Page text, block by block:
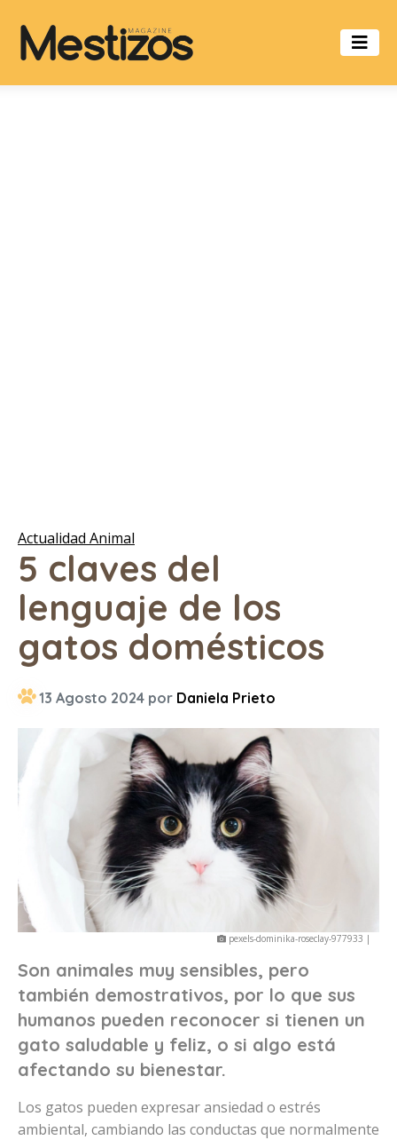
Actualidad Animal
5 claves del
lenguaje de los
gatos domésticos
13 Agosto 2024 por Daniela Prieto
pexels-dominika-roseclay-977933 |
Son animales muy sensibles, pero
también demostrativos, por lo que sus
humanos pueden reconocer si tienen un
gato saludable y feliz, o si algo está
afectando su bienestar.
Los gatos pueden expresar ansiedad o estrés
ambiental, cambiando las conductas que normalmente